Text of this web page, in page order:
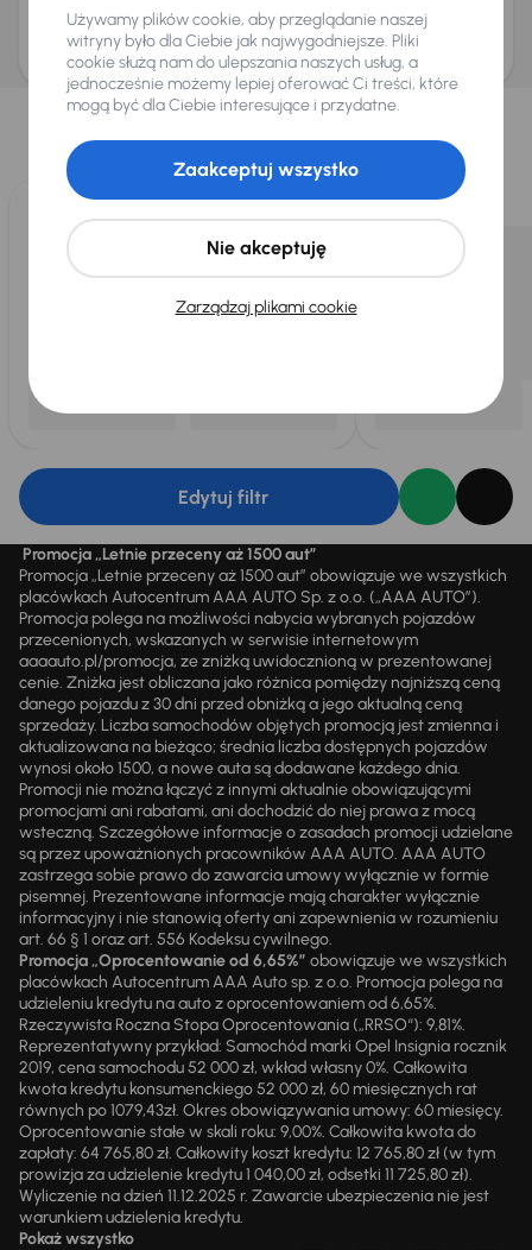
ani zagwarantowaną dostępnością pojazdu. AURES Holdings a.s., z siedzibą
Dopraváků 874/15, Čimice, 184 00 Praga 8, będzie przechowywać i przetwarzać
Twoje dane osobowe zgodnie z zasadami ochrony i przetwarzaniadanych
osobowych
Wybraliśmy dla Ciebie
Wybieramy dla Ciebienajlepsze pojazdyz naszej oferty. Kupimy
dla Ciebiedo 400 pojazdówkażdego dnia.
Edytuj filtr
Promocja „Letnie przeceny aż 1500 aut”
Promocja „Letnie przeceny aż 1500 aut” obowiązuje we wszystkich
placówkach Autocentrum AAA AUTO Sp. z o.o. („AAA AUTO”).
Promocja polega na możliwości nabycia wybranych pojazdów
przecenionych, wskazanych w serwisie internetowym
aaaauto.pl/promocja, ze zniżką uwidocznioną w prezentowanej
cenie. Zniżka jest obliczana jako różnica pomiędzy najniższą ceną
danego pojazdu z 30 dni przed obniżką a jego aktualną ceną
sprzedaży. Liczba samochodów objętych promocją jest zmienna i
aktualizowana na bieżąco; średnia liczba dostępnych pojazdów
wynosi około 1500, a nowe auta są dodawane każdego dnia.
Promocji nie można łączyć z innymi aktualnie obowiązującymi
promocjami ani rabatami, ani dochodzić do niej prawa z mocą
wsteczną. Szczegółowe informacje o zasadach promocji udzielane
są przez upoważnionych pracowników AAA AUTO. AAA AUTO
zastrzega sobie prawo do zawarcia umowy wyłącznie w formie
pisemnej. Prezentowane informacje mają charakter wyłącznie
informacyjny i nie stanowią oferty ani zapewnienia w rozumieniu
art. 66 § 1 oraz art. 556 Kodeksu cywilnego.
Promocja „Oprocentowanie od 6,65%” obowiązuje we wszystkich
placówkach Autocentrum AAA Auto sp. z o.o. Promocja polega na
udzieleniu kredytu na auto z oprocentowaniem od 6,65%.
Rzeczywista Roczna Stopa Oprocentowania („RRSO“): 9,81%.
Reprezentatywny przykład: Samochód marki Opel Insignia rocznik
2019, cena samochodu 52 000 zł, wkład własny 0%. Całkowita
kwota kredytu konsumenckiego 52 000 zł, 60 miesięcznych rat
równych po 1079,43zł. Okres obowiązywania umowy: 60 miesięcy.
Oprocentowanie stałe w skali roku: 9,00%. Całkowita kwota do
zapłaty: 64 765,80 zł. Całkowity koszt kredytu: 12 765,80 zł (w tym
prowizja za udzielenie kredytu 1 040,00 zł, odsetki 11 725,80 zł).
Wyliczenie na dzień 11.12.2025 r. Zawarcie ubezpieczenia nie jest
warunkiem udzielenia kredytu.
Pokaż wszystko
Używamy plików cookie, aby przeglądanie naszej
witryny było dla Ciebie jak najwygodniejsze. Pliki
cookie służą nam do ulepszania naszych usług, a
jednocześnie możemy lepiej oferować Ci treści, które
mogą być dla Ciebie interesujące i przydatne.
Zarządzaj plikami cookie
Nie akceptuję
Zaakceptuj wszystko